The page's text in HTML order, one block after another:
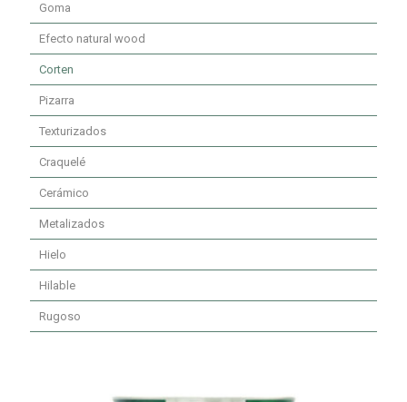
Goma
Efecto natural wood
Corten
Pizarra
Texturizados
Craquelé
Cerámico
Metalizados
Hielo
Hilable
Rugoso